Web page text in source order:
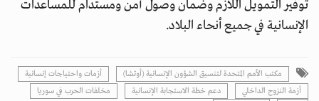
توفير التمويل اللازم وضمان وصول آمن ومستدام للمساعدات
الإنسانية في جميع أنحاء البلاد.
مكتب الأمم المتحدة لتنسيق الشؤون الإنسانية (أوتشا)
أزمات واحتياجات إنسانية
أزمة النزوح الداخلي
دعم خطة الاستجابة الإنسانية
مخلفات الحرب في سوريا